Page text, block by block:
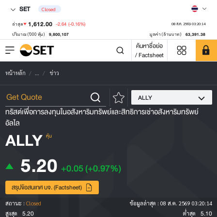
SET Closed
ล่าสุด 1,612.00 -2.64 (-0.16%) 08 ส.ค. 2569 03:20:14
ปริมาณ ('000 หุ้น) 9,800,107 มูลค่า (ล้านบาท) 63,391.38
ค้นหาชื่อย่อ
/ Factsheet
หน้าหลัก ... ข่าว
ALLY
ทรัสต์เพื่อการลงทุนในอสังหาริมทรัพย์และสิทธิการเช่าอสังหาริมทรัพย์
อัลไล
ALLY หุ้น
5.20 +0.05(+0.97%)
สรุปข้อสนเทศ บจ. (Factsheet)
สถานะ : Closed ข้อมูลล่าสุด : 08 ส.ค. 2569 03:20:14
สูงสุด
5.20 ต่ำสุด 5.10